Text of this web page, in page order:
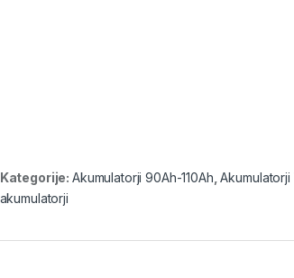
Kategorije: Akumulatorji 90Ah-110Ah ,Akumulatorji